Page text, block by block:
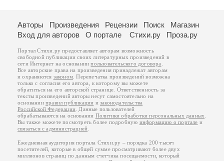
Авторы Произведения Рецензии Поиск
Магазин
Вход для авторов
О портале Стихи.ру Проза.ру
Портал Стихи.ру предоставляет авторам возможность
свободной публикации своих литературных произведений в
сети Интернет на основаниипользовательского договора
Все авторские права на произведения принадлежат авторам
и охраняются законом . Перепечатка произведений возможна
только с согласия его автора, к которому вы можете
обратиться на его авторской странице. Ответственность за
тексты произведений авторы несут самостоятельно на
основанииправил публикации изаконодательства
Российской Федерации . Данные пользователей
обрабатываются на основании Политики обработки персональных данных
Вы также можете посмотреть более подробную информацию о портале и
связаться с администрацией
Ежедневная аудитория портала Стихи.ру – порядка 200 тысяч
посетителей, которые в общей сумме просматривают более двух
миллионов страниц по данным счетчика посещаемости, который